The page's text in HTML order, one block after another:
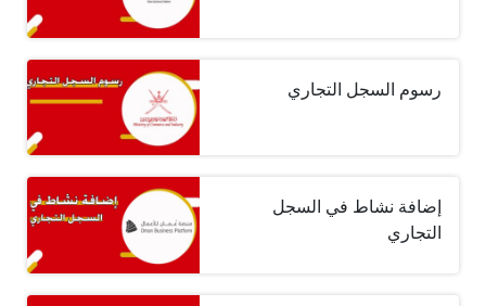
رسوم السجل التجاري
إضافة نشاط في السجل
التجاري